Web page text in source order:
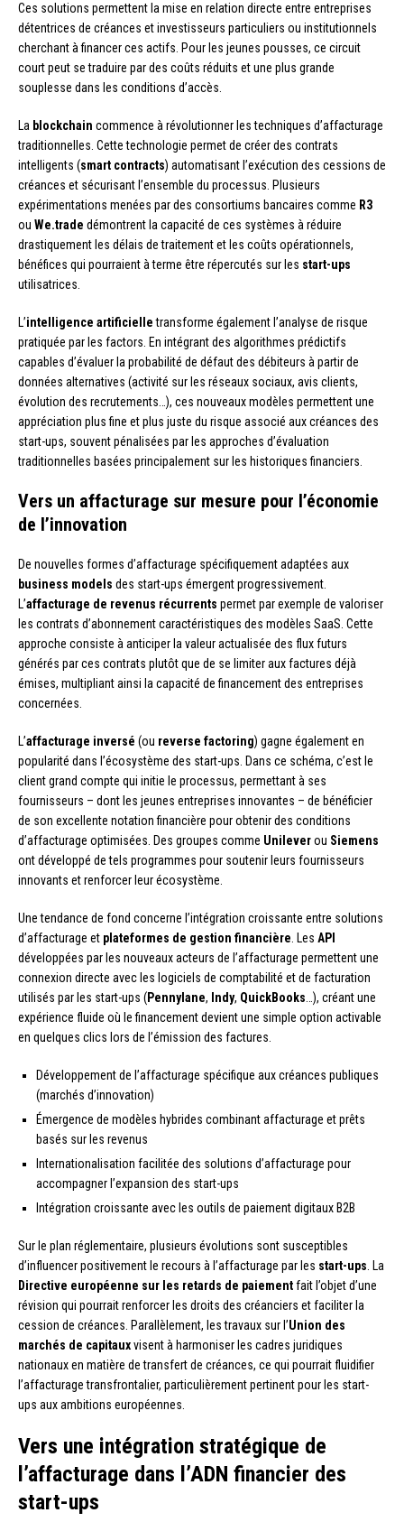
Ces solutions permettent la mise en relation directe entre entreprises
détentrices de créances et investisseurs particuliers ou institutionnels
cherchant à financer ces actifs. Pour les jeunes pousses, ce circuit
court peut se traduire par des coûts réduits et une plus grande
souplesse dans les conditions d’accès.
La blockchain commence à révolutionner les techniques d’affacturage
traditionnelles. Cette technologie permet de créer des contrats
intelligents (smart contracts) automatisant l’exécution des cessions de
créances et sécurisant l’ensemble du processus. Plusieurs
expérimentations menées par des consortiums bancaires comme R3
ou We.trade démontrent la capacité de ces systèmes à réduire
drastiquement les délais de traitement et les coûts opérationnels,
bénéfices qui pourraient à terme être répercutés sur les start-ups
utilisatrices.
L’intelligence artificielletransforme également l’analyse de risque
pratiquée par les factors. En intégrant des algorithmes prédictifs
capables d’évaluer la probabilité de défaut des débiteurs à partir de
données alternatives (activité sur les réseaux sociaux, avis clients,
évolution des recrutements…), ces nouveaux modèles permettent une
appréciation plus fine et plus juste du risque associé aux créances des
start-ups, souvent pénalisées par les approches d’évaluation
traditionnelles basées principalement sur les historiques financiers.
Vers un affacturage sur mesure pour l’économie
de l’innovation
De nouvelles formes d’affacturage spécifiquement adaptées aux
business models des start-ups émergent progressivement.
L’affacturage de revenus récurrents permet par exemple de valoriser
les contrats d’abonnement caractéristiques des modèles SaaS. Cette
approche consiste à anticiper la valeur actualisée des flux futurs
générés par ces contrats plutôt que de se limiter aux factures déjà
émises, multipliant ainsi la capacité de financement des entreprises
concernées.
L’affacturage inversé (ou reverse factoring) gagne également en
popularité dans l’écosystème des start-ups. Dans ce schéma, c’est le
client grand compte qui initie le processus, permettant à ses
fournisseurs – dont les jeunes entreprises innovantes – de bénéficier
de son excellente notation financière pour obtenir des conditions
d’affacturage optimisées. Des groupes comme Unileverou Siemens
ont développé de tels programmes pour soutenir leurs fournisseurs
innovants et renforcer leur écosystème.
Une tendance de fond concerne l’intégration croissante entre solutions
d’affacturage et plateformes de gestion financière . Les API
développées par les nouveaux acteurs de l’affacturage permettent une
connexion directe avec les logiciels de comptabilité et de facturation
utilisés par les start-ups (Pennylane, Indy, QuickBooks …), créant une
expérience fluide où le financement devient une simple option activable
en quelques clics lors de l’émission des factures.
Développement de l’affacturage spécifique aux créances publiques
(marchés d’innovation)
Émergence de modèles hybrides combinant affacturage et prêts
basés sur les revenus
Internationalisation facilitée des solutions d’affacturage pour
accompagner l’expansion des start-ups
Intégration croissante avec les outils de paiement digitaux B2B
Sur le plan réglementaire, plusieurs évolutions sont susceptibles
d’influencer positivement le recours à l’affacturage par les start-ups . La
Directive européenne sur les retards de paiementfait l’objet d’une
révision qui pourrait renforcer les droits des créanciers et faciliter la
cession de créances. Parallèlement, les travaux sur l’Union des
marchés de capitauxvisent à harmoniser les cadres juridiques
nationaux en matière de transfert de créances, ce qui pourrait fluidifier
l’affacturage transfrontalier, particulièrement pertinent pour les start-
ups aux ambitions européennes.
Vers une intégration stratégique de
l’affacturage dans l’ADN financier des
start-ups